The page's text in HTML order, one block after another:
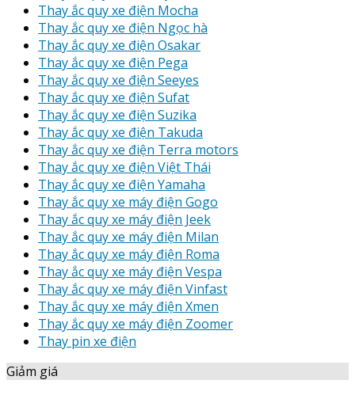
Thay ắc quy xe điện Mocha
Thay ắc quy xe điện Ngọc hà
Thay ắc quy xe điện Osakar
Thay ắc quy xe điện Pega
Thay ắc quy xe điện Seeyes
Thay ắc quy xe điện Sufat
Thay ắc quy xe điện Suzika
Thay ắc quy xe điện Takuda
Thay ắc quy xe điện Terra motors
Thay ắc quy xe điện Việt Thái
Thay ắc quy xe điện Yamaha
Thay ắc quy xe máy điện Gogo
Thay ắc quy xe máy điện Jeek
Thay ắc quy xe máy điện Milan
Thay ắc quy xe máy điện Roma
Thay ắc quy xe máy điện Vespa
Thay ắc quy xe máy điện Vinfast
Thay ắc quy xe máy điện Xmen
Thay ắc quy xe máy điện Zoomer
Thay pin xe điện
Giảm giá